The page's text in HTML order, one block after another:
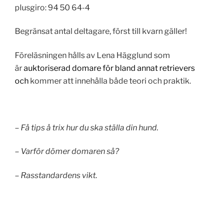
plusgiro: 94 50 64-4
Begränsat antal deltagare, först till kvarn gäller!
Föreläsningen hålls av Lena Hägglund som
ärauktoriserad domare för bland annat retrievers
och kommer att innehålla både teori och praktik.
– Få tips å trix hur du ska ställa din hund.
– Varför dömer domaren så?
– Rasstandardens vikt.